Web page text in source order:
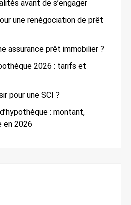
avant de s’engager
une renégociation de prêt
assurance prêt immobilier ?
2026 : tarifs et
pour une SCI ?
: montant,
en 2026